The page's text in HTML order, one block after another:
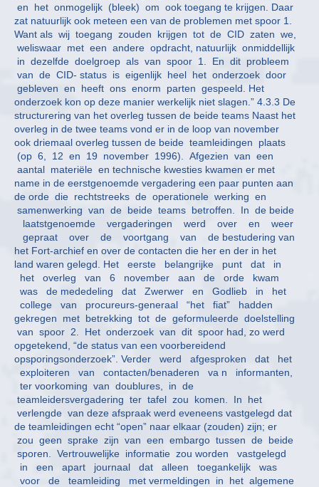
en het onmogelijk (bleek) om ook toegang te krijgen. Daar
zat natuurlijk ook meteen een van de problemen met spoor 1.
Want als wij toegang zouden krijgen tot de CID zaten we,
weliswaar met een andere opdracht, natuurlijk onmiddellijk
in dezelfde doelgroep als van spoor 1. En dit probleem
van de CID- status is eigenlijk heel het onderzoek door
gebleven en heeft ons enorm parten gespeeld. Het
onderzoek kon op deze manier werkelijk niet slagen.” 4.3.3 De
structurering van het overleg tussen de beide teams Naast het
overleg in de twee teams vond er in de loop van november
ook driemaal overleg tussen de beide teamleidingen plaats
(op 6, 12 en 19 november 1996). Afgezien van een
aantal materiële en technische kwesties kwamen er met
name in de eerstgenoemde vergadering een paar punten aan
de orde die rechtstreeks de operationele werking en
samenwerking van de beide teams betroffen. In de beide
laatstgenoemde vergaderingen werd over en weer
gepraat over de voortgang van de bestudering van
het Fort-archief en over de contacten die her en der in het
land waren gelegd. Het eerste belangrijke punt dat in
het overleg van 6 november aan de orde kwam
was de mededeling dat Zwerwer en Godlieb in het
college van procureurs-generaal “het fiat” hadden
gekregen met betrekking tot de geformuleerde doelstelling
van spoor 2. Het onderzoek van dit spoor had, zo werd
opgetekend, “de status van een voorbereidend
opsporingsonderzoek”. Verder werd afgesproken dat het
exploiteren van contacten/benaderen va n informanten,
ter voorkoming van doublures, in de
teamleidersvergadering ter tafel zou komen. In het
verlengde van deze afspraak werd eveneens vastgelegd dat
de teamleidingen echt “open” naar elkaar (zouden) zijn; er
zou geen sprake zijn van een embargo tussen de beide
sporen. Vertrouwelijke informatie zou worden vastgelegd
in een apart journaal dat alleen toegankelijk was
voor de teamleiding met vermeldingen in het algemene